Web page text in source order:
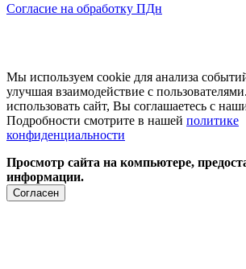
Согласие на обработку ПДн
Мы используем cookie для анализа
улучшая взаимодействие с
использовать сайт, Вы соглашаетесь с
Подробности смотрите в нашей политике
конфиденциальности
Просмотр сайта на компьютере,
информации.
Согласен